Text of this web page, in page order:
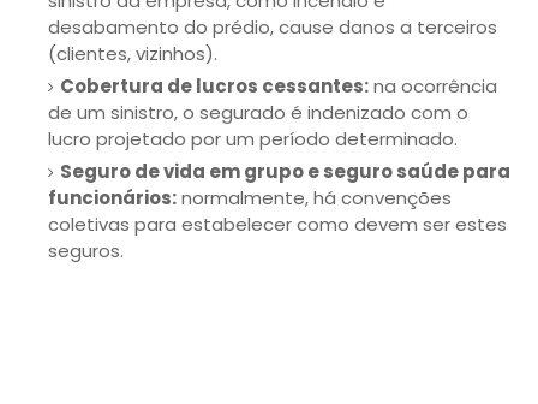
desabamento do prédio, cause danos a terceiros
(clientes, vizinhos).
Cobertura de lucros cessantes:na ocorrência
de um sinistro, o segurado é indenizado com o
lucro projetado por um período determinado.
Seguro de vida em grupo e seguro saúde para
funcionários:normalmente, há convenções
coletivas para estabelecer como devem ser estes
seguros.